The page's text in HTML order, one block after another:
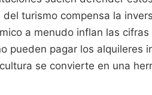
turismo compensa la
a menudo inflan las
pueden pagar los alquileres
se convierte en una